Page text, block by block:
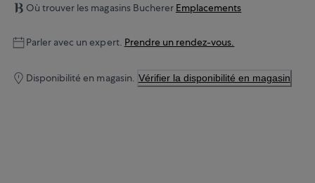
Où trouver les magasins Bucherer Emplacements
Parler avec un expert. Prendre un rendez-vous.
Disponibilité en magasin. Vérifier la disponibilité en magasin